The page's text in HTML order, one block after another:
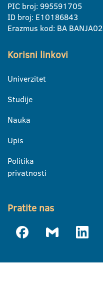
PIC broj: 995591705
ID broj: E10186843
Erazmus kod: BA BANJA02
Korisni linkovi
Univerzitet
Studije
Nauka
Upis
Politika
privatnosti
Pratite nas